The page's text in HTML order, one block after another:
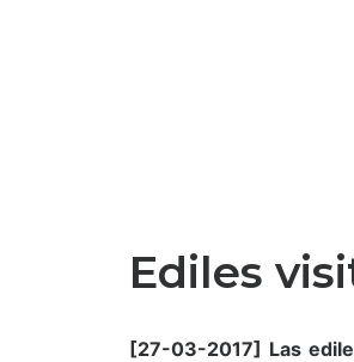
Ediles
[27-03-2017] Las